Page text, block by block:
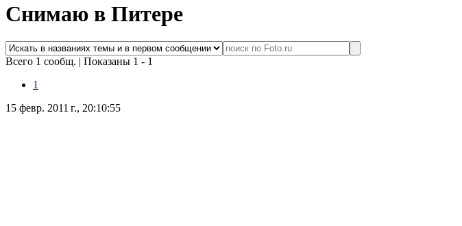
Снимаю в Питере
Всего 1 сообщ. | Показаны 1 - 1
1
15 февр. 2011 г., 20:10:55